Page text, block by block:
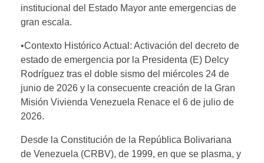
institucional del Estado Mayor ante emergencias de
gran escala.
•Contexto Histórico Actual: Activación del decreto de
estado de emergencia por la Presidenta (E) Delcy
Rodríguez tras el doble sismo del miércoles 24 de
junio de 2026 y la consecuente creación de la Gran
Misión Vivienda Venezuela Renace el 6 de julio de
2026.
Desde la Constitución de la República Bolivariana
de Venezuela (CRBV), de 1999, en que se plasma, y